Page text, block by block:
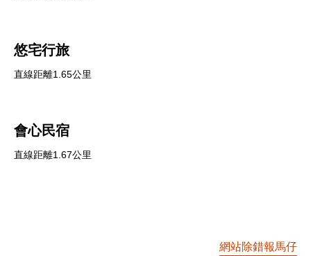
悠宅行旅
直線距離1.65公里
會心民宿
直線距離1.67公里
網站除錯報馬仔